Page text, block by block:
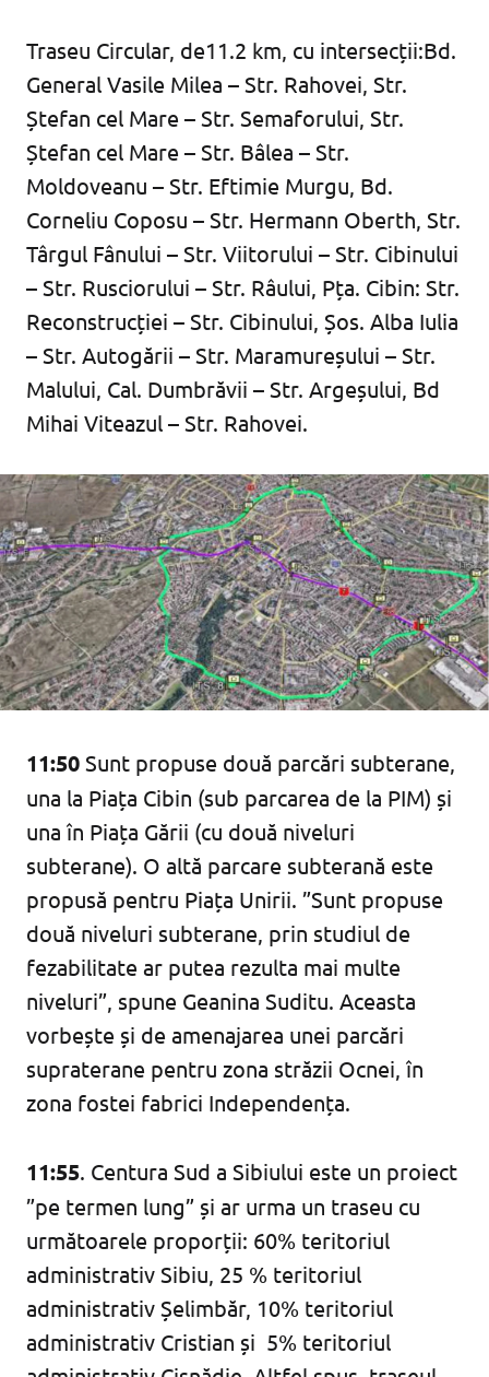
Traseu Circular, de11.2 km, cu intersecții:Bd.
General Vasile Milea – Str. Rahovei, Str.
Ștefan cel Mare – Str. Semaforului, Str.
Ștefan cel Mare – Str. Bâlea – Str.
Moldoveanu – Str. Eftimie Murgu, Bd.
Corneliu Coposu – Str. Hermann Oberth, Str.
Târgul Fânului – Str. Viitorului – Str. Cibinului
– Str. Rusciorului – Str. Râului, Pța. Cibin: Str.
Reconstrucției – Str. Cibinului, Șos. Alba Iulia
– Str. Autogării – Str. Maramureșului – Str.
Malului, Cal. Dumbrăvii – Str. Argeșului, Bd
Mihai Viteazul – Str. Rahovei.
11:50 Sunt propuse două parcări subterane,
una la Piața Cibin (sub parcarea de la PIM) și
una în Piața Gării (cu două niveluri
subterane). O altă parcare subterană este
propusă pentru Piața Unirii. ”Sunt propuse
două niveluri subterane, prin studiul de
fezabilitate ar putea rezulta mai multe
niveluri”, spune Geanina Suditu. Aceasta
vorbește și de amenajarea unei parcări
supraterane pentru zona străzii Ocnei, în
zona fostei fabrici Independența.
11:55. Centura Sud a Sibiului este un proiect
”pe termen lung” și ar urma un traseu cu
următoarele proporții: 60% teritoriul
administrativ Sibiu, 25 % teritoriul
administrativ Șelimbăr, 10% teritoriul
administrativ Cristian și 5% teritoriul